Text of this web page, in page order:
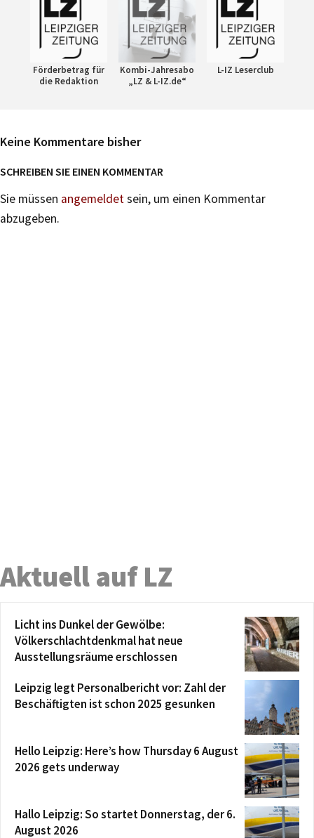
Förderbetrag für
die Redaktion
Kombi-Jahresabo
„LZ & L-IZ.de“
L-IZ Leserclub
Keine Kommentare bisher
SCHREIBEN SIE EINEN KOMMENTAR
Sie müssen angemeldetsein, um einen Kommentar
abzugeben.
Aktuell auf LZ
Licht ins Dunkel der Gewölbe:
Völkerschlachtdenkmal hat neue
Ausstellungsräume erschlossen
Leipzig legt Personalbericht vor: Zahl der
Beschäftigten ist schon 2025 gesunken
Hello Leipzig: Here’s how Thursday 6 August
2026 gets underway
Hallo Leipzig: So startet Donnerstag, der 6.
August 2026